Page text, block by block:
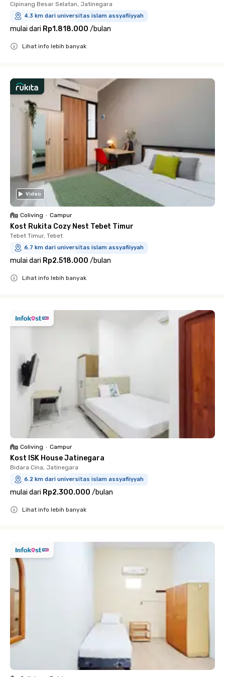
Cipinang Besar Selatan, Jatinegara
4.3 km dari universitas islam assyafiiyyah
mulai dari Rp1.818.000 /bulan
Lihat info lebih banyak
Video
Coliving • Campur
Kost Rukita Cozy Nest Tebet Timur
Tebet Timur, Tebet
6.7 km dari universitas islam assyafiiyyah
mulai dari Rp2.518.000 /bulan
Lihat info lebih banyak
Coliving • Campur
Kost ISK House Jatinegara
Bidara Cina, Jatinegara
6.2 km dari universitas islam assyafiiyyah
mulai dari Rp2.300.000 /bulan
Lihat info lebih banyak